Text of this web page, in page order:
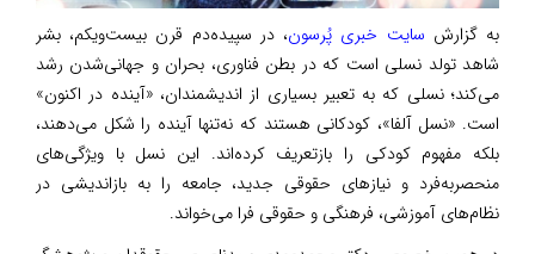
به گزارش سایت خبری پُرسون، در سپیده‌دم قرن بیست‌ویکم، بشر
شاهد تولد نسلی است که در بطن فناوری، بحران و جهانی‌شدن رشد
می‌کند؛ نسلی که به تعبیر بسیاری از اندیشمندان، «آینده در اکنون»
است. «نسل آلفا»، کودکانی هستند که نه‌تنها آینده را شکل می‌دهند،
بلکه مفهوم کودکی را بازتعریف کرده‌اند. این نسل با ویژگی‌های
منحصربه‌فرد و نیازهای حقوقی جدید، جامعه را به بازاندیشی در
نظام‌های آموزشی، فرهنگی و حقوقی فرا می‌خواند.